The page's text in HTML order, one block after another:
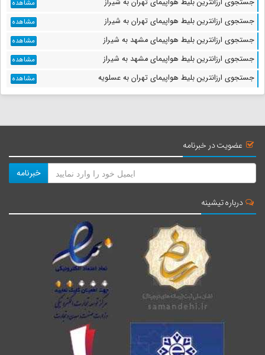
روستای چاهکوتاه
فاصله : 49 کیلومتر
زمان : 46 دقیقه
معبد کلات ( نیایشگاه مند - ...
فاصله : 62 کیلومتر
زمان : 51 دقیقه
عمارت ملک بوشهر
امامزاده عبدالمهیمن بوشهر
جستجوی ارزانترین بلیط هواپیمای تهران به شیراز مشاهده
جستجوی ارزانترین بلیط هواپیمای تهران به شیراز مشاهده
جستجوی ارزانترین بلیط هواپیمای مشهد به شیراز مشاهده
جستجوی ارزانترین بلیط هواپیمای مشهد به شیراز مشاهده
جستجوی ارزانترین بلیط هواپیمای تهران به عسلویه مشاهده
عضویت در خبرنامه
خبرنامه
درباره تیشینه